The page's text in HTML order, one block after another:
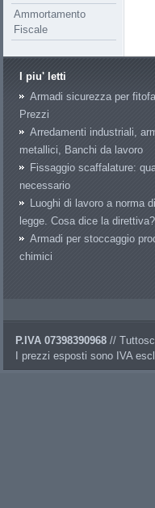
Ammortamento
Fiscale
I piu' letti
Armadi sicurezza per
Prezzi
Arredamenti industriali,
metallici, Banchi da lavoro
Fissaggio scaffalature:
necessario
Luoghi di lavoro a norma di
legge. Cosa dice la direttiva?
Armadi per stoccaggio
chimici
P.IVA 07398390968 //
I prezzi esposti sono IVA